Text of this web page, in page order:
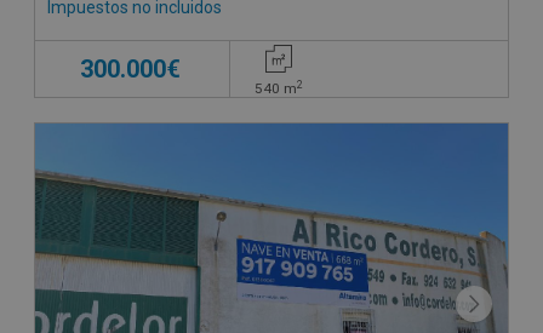
Impuestos no incluidos
300.000€
540 m2